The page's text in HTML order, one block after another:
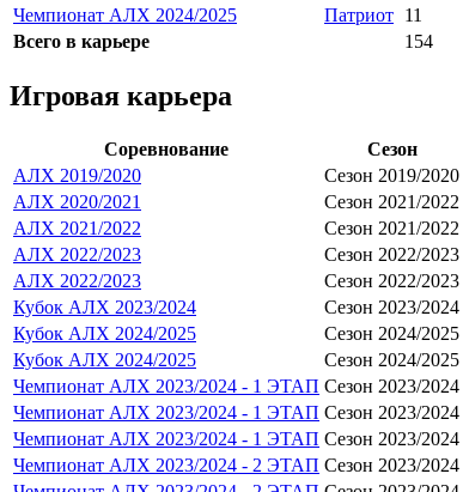
Чемпионат АЛХ 2024/2025
Патриот 11
Всего в карьере
154
Игровая карьера
Соревнование Сезон
АЛХ 2019/2020
Сезон 2019/2020
АЛХ 2020/2021
Сезон 2021/2022
АЛХ 2021/2022
Сезон 2021/2022
АЛХ 2022/2023
Сезон 2022/2023
АЛХ 2022/2023
Сезон 2022/2023
Кубок АЛХ 2023/2024
Сезон 2023/2024
Кубок АЛХ 2024/2025
Сезон 2024/2025
Кубок АЛХ 2024/2025
Сезон 2024/2025
Чемпионат АЛХ 2023/2024 - 1 ЭТАП Сезон 2023/2024
Чемпионат АЛХ 2023/2024 - 1 ЭТАП Сезон 2023/2024
Чемпионат АЛХ 2023/2024 - 1 ЭТАП Сезон 2023/2024
Чемпионат АЛХ 2023/2024 - 2 ЭТАП Сезон 2023/2024